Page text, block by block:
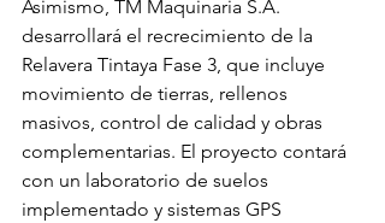
Asimismo, TM Maquinaria S.A.
desarrollará el recrecimiento de la
Relavera Tintaya Fase 3, que incluye
movimiento de tierras, rellenos
masivos, control de calidad y obras
complementarias. El proyecto contará
con un laboratorio de suelos
implementado y sistemas GPS